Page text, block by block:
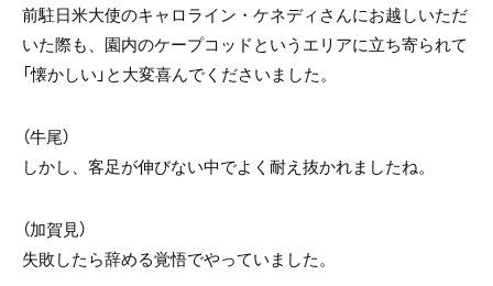
前駐日米大使のキャロライン・ケネディさんにお越しいただ
いた際も、園内のケープコッドというエリアに立ち寄られて
「懐かしい」と大変喜んでくださいました。
（牛尾）
しかし、客足が伸びない中でよく耐え抜かれましたね。
（加賀見）
失敗したら辞める覚悟でやっていました。